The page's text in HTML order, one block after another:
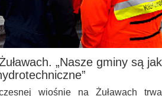
„Nasze gminy są jak
wiośnie na Żuławach trwa